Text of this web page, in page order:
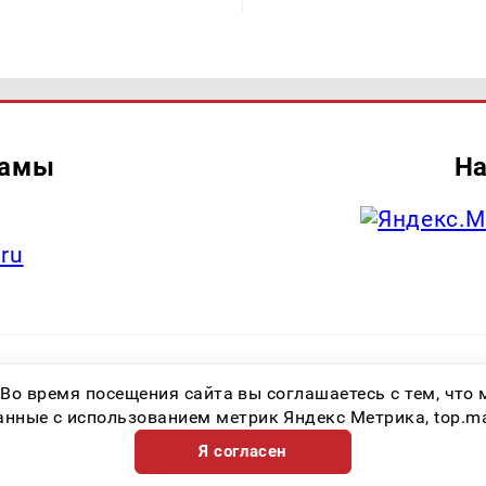
информационной продукции: 16+ Зарегистрировавший орган:
коммуникаций (Роскомнадзор) Регистрационный номер СМИ ЭЛ № ФС
время посещения сайта вы соглашаетесь с тем,
с использованием метрик Яндекс Метрика,
Я согласен